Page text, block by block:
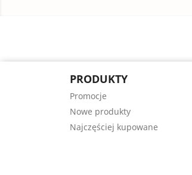
PRODUKTY
Promocje
Nowe produkty
Najczęściej kupowane